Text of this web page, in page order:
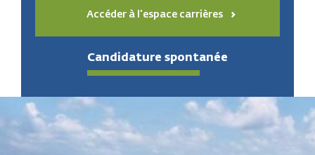
Accéder à l'espace carrières
Candidature spontanée